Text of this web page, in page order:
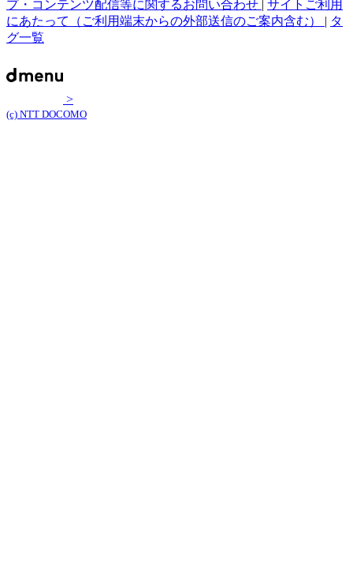
プ・コンテンツ配信等に関するお問い合わせ | サイトご利用
にあたって（ご利用端末からの外部送信のご案内含む） | タ
グ一覧
>
(c) NTT DOCOMO